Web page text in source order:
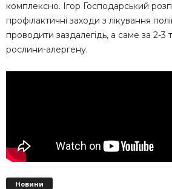
комплексно. Ігор Господарський
профілактичні заходи з лікування
проводити заздалегідь, а саме за 2-3
рослини-алергену.
Новини